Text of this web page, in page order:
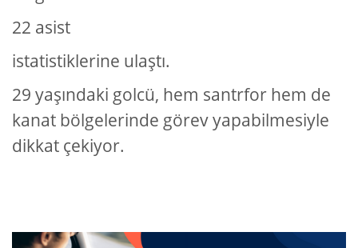
22 asist
istatistiklerine ulaştı.
29 yaşındaki golcü, hem santrfor hem de
kanat bölgelerinde görev yapabilmesiyle
dikkat çekiyor.